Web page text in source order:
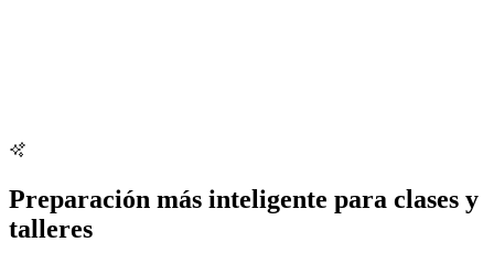
Preparación más inteligente para clases y
talleres